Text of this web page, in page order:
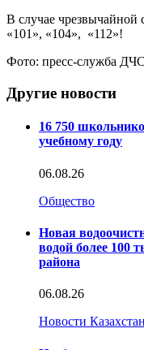
В случае чрезвычайной
«101», «104», «112»!
Фото: пресс-служба
Другие новости
16 750
учебному году
06.08.26
Общество
Новая
водой более 100
района
06.08.26
Новости